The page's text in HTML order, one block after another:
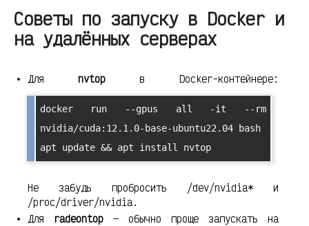
Советы по запуску в Docker и
на удалённых серверах
Дляnvtop в Docker-контейнере:
docker run --gpus all -it --rm
nvidia/cuda:12.1.0-base-ubuntu22.04 bash
apt update && apt install nvtop
Не забудь пробросить /dev/nvidia* и
/proc/driver/nvidia.
Для radeontop— обычно проще запускать на